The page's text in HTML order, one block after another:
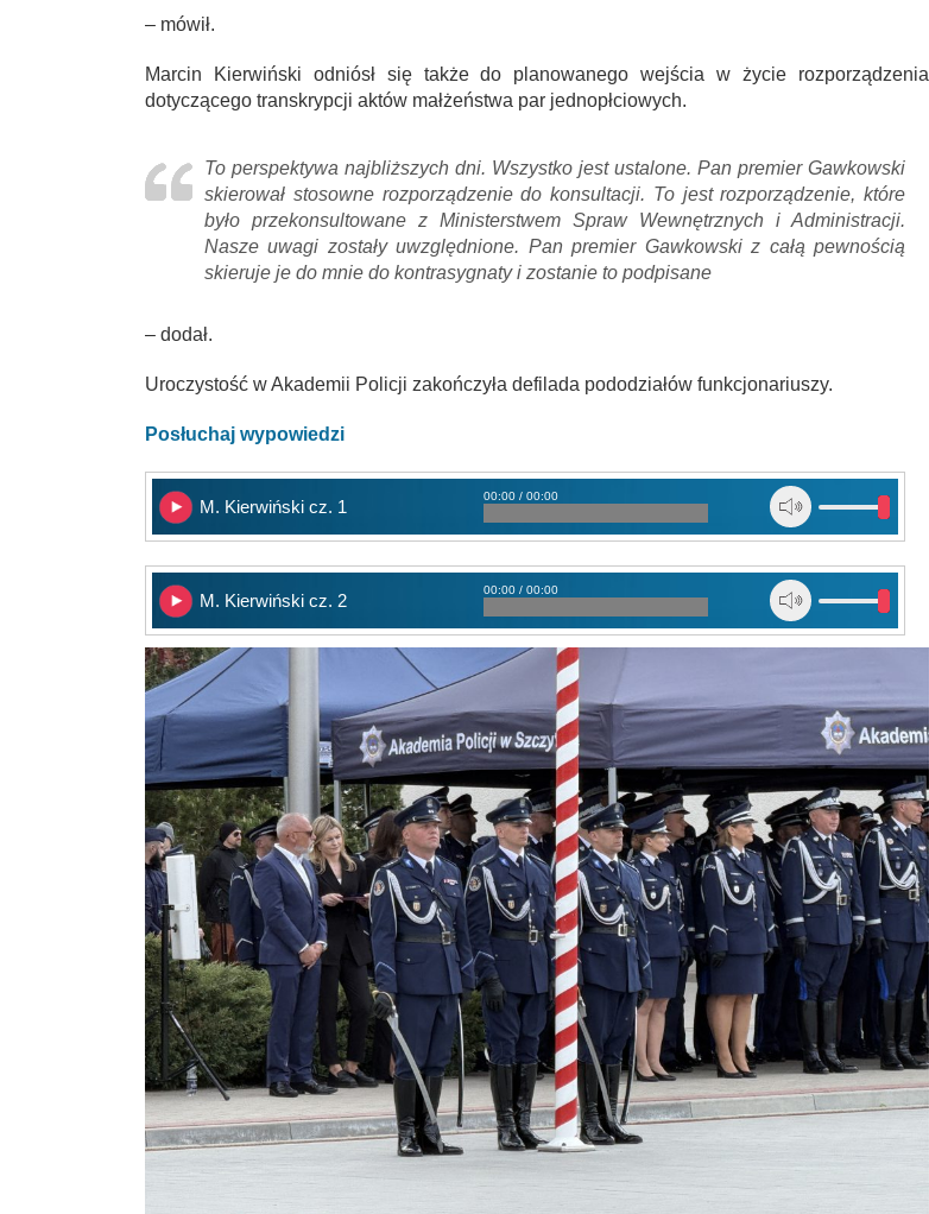
– mówił.
Marcin Kierwiński odniósł się także do planowanego wejścia w życie rozporządzenia
dotyczącego transkrypcji aktów małżeństwa par jednopłciowych.
To perspektywa najbliższych dni. Wszystko jest ustalone. Pan premier Gawkowski
skierował stosowne rozporządzenie do konsultacji. To jest rozporządzenie, które
było przekonsultowane z Ministerstwem Spraw Wewnętrznych i Administracji.
Nasze uwagi zostały uwzględnione. Pan premier Gawkowski z całą pewnością
skieruje je do mnie do kontrasygnaty i zostanie to podpisane
– dodał.
Uroczystość w Akademii Policji zakończyła defilada pododziałów funkcjonariuszy.
Posłuchaj wypowiedzi
M. Kierwiński cz. 1
00:00 / 00:00
M. Kierwiński cz. 2
00:00 / 00:00